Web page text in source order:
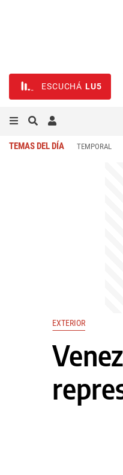
ESCUCHÁ LU5
TEMAS DEL DÍA TEMPORAL
EXTERIOR